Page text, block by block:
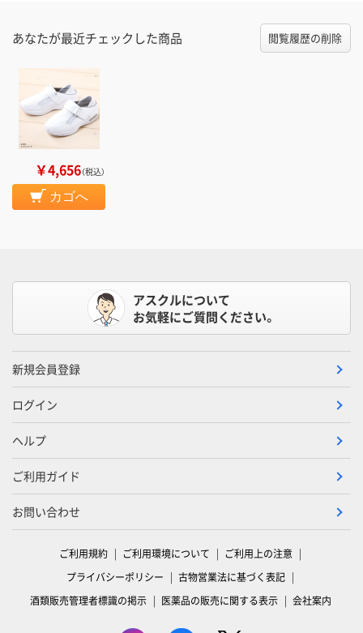
あなたが最近チェックした商品 閲覧履歴の削除
￥4,656（税込）
カゴへ
アスクルについて
お気軽にご質問ください。
新規会員登録
ログイン
ヘルプ
ご利用ガイド
お問い合わせ
ご利用規約 ご利用環境について
ご利用上の注意
プライバシーポリシー
古物営業法に基づく表記
酒類販売管理者標識の掲示
医薬品の販売に関する表示 会社案内